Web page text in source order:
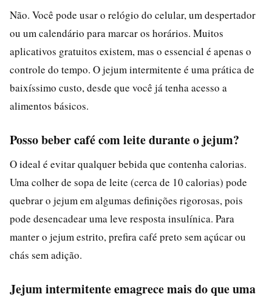
Não. Você pode usar o relógio do celular, um despertador
ou um calendário para marcar os horários. Muitos
aplicativos gratuitos existem, mas o essencial é apenas o
controle do tempo. O jejum intermitente é uma prática de
baixíssimo custo, desde que você já tenha acesso a
alimentos básicos.
Posso beber café com leite durante o jejum?
O ideal é evitar qualquer bebida que contenha calorias.
Uma colher de sopa de leite (cerca de 10 calorias) pode
quebrar o jejum em algumas definições rigorosas, pois
pode desencadear uma leve resposta insulínica. Para
manter o jejum estrito, prefira café preto sem açúcar ou
chás sem adição.
Jejum intermitente emagrece mais do que uma